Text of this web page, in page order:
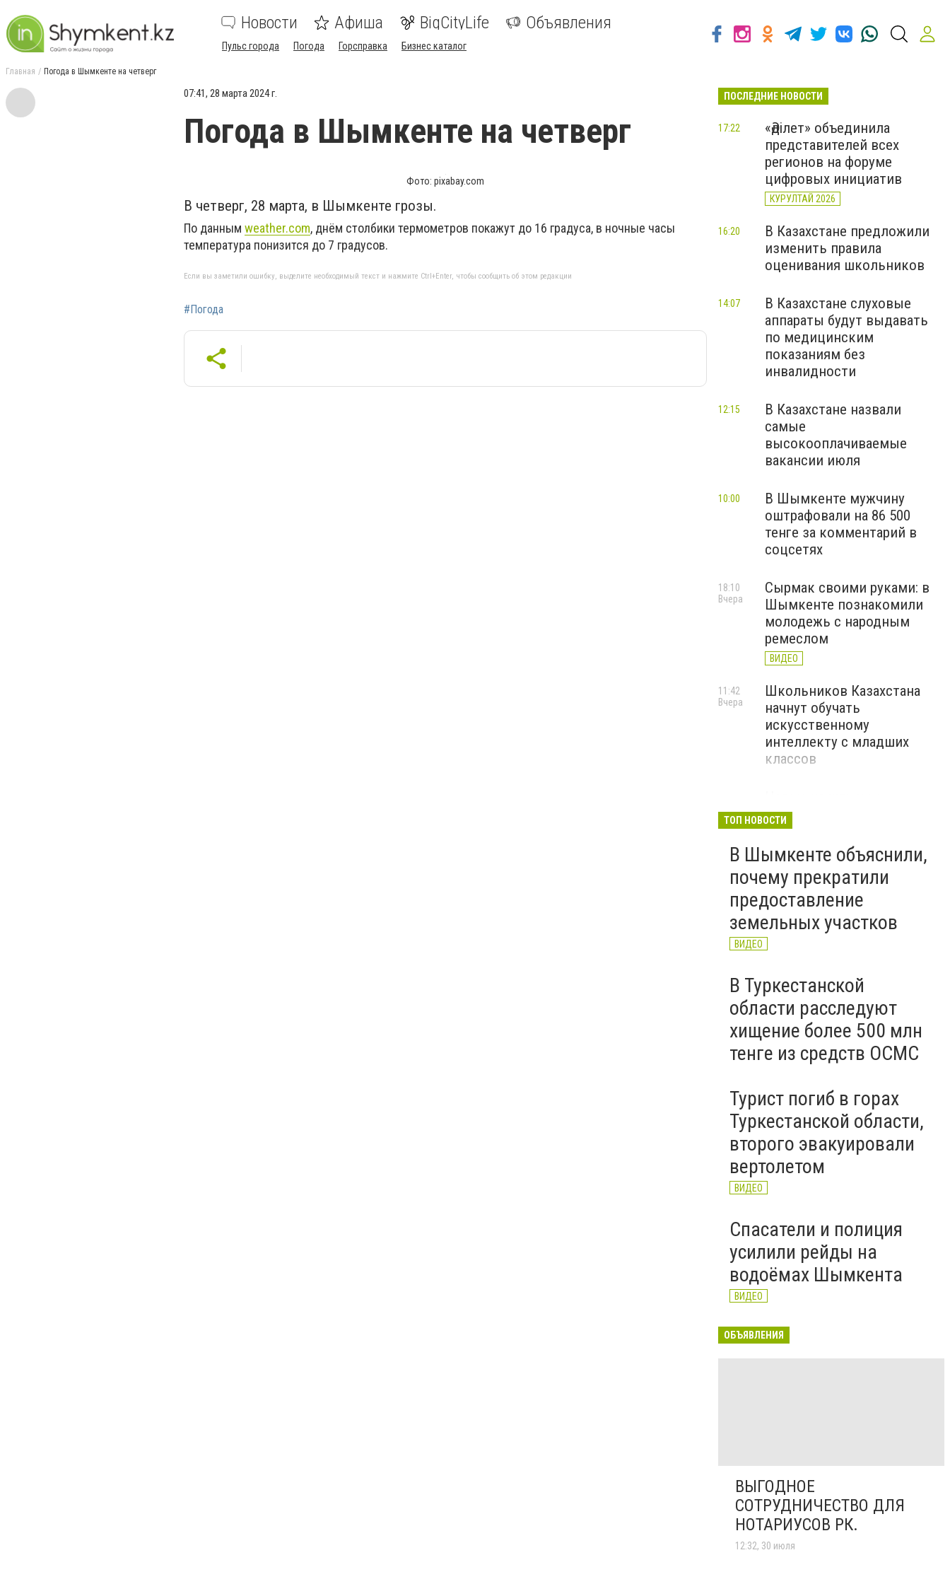
Новости Афиша BigCityLife Объявления
Пульс города Погода Горсправка Бизнес каталог
Главная Погода в Шымкенте на четверг
07:41, 28 марта 2024 г.
Погода в Шымкенте на четверг
Фото: pixabay.com
В четверг, 28 марта, в Шымкенте грозы.
По данным weather.com, днём столбики термометров покажут до 16 градуса, в ночные часы
температура понизится до 7 градусов.
Если вы заметили ошибку, выделите необходимый текст и нажмите Ctrl+Enter, чтобы сообщить об этом редакции
#Погода
ПОСЛЕДНИЕ НОВОСТИ
«Әділет» объединила
представителей всех
регионов на форуме
цифровых инициатив
КУРУЛТАЙ 2026
17:22
В Казахстане предложили
изменить правила
оценивания школьников
16:20
В Казахстане слуховые
аппараты будут выдавать
по медицинским
показаниям без
инвалидности
14:07
В Казахстане назвали
самые
высокооплачиваемые
вакансии июля
12:15
В Шымкенте мужчину
оштрафовали на 86 500
тенге за комментарий в
соцсетях
10:00
Сырмак своими руками: в
Шымкенте познакомили
молодежь с народным
ремеслом
ВИДЕО
18:10
Вчера
Школьников Казахстана
начнут обучать
искусственному
интеллекту с младших
классов
11:42
Вчера
ремонтом получили 96
семей в Шымкенте
ВИДЕО
ТОП НОВОСТИ
В Шымкенте объяснили,
почему прекратили
предоставление
земельных участков
ВИДЕО
В Туркестанской
области расследуют
хищение более 500 млн
тенге из средств ОСМС
Турист погиб в горах
Туркестанской области,
второго эвакуировали
вертолетом
ВИДЕО
Спасатели и полиция
усилили рейды на
водоёмах Шымкента
ВИДЕО
ОБЪЯВЛЕНИЯ
ВЫГОДНОЕ
СОТРУДНИЧЕСТВО ДЛЯ
НОТАРИУСОВ РК.
12:32, 30 июля